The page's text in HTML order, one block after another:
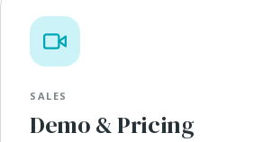
SALES
Demo & Pricing